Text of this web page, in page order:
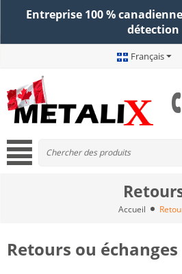
Entreprise 100 %
détection
Français
Accueil
Retours ou échanges